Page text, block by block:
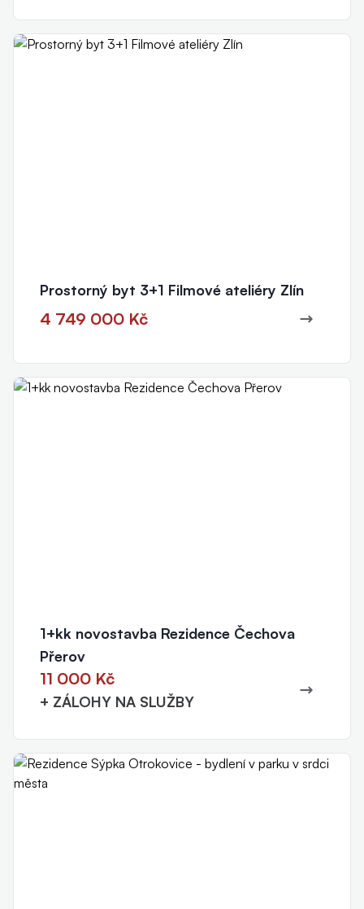
Prostorný byt 3+1 Filmové ateliéry Zlín
4 749 000 Kč
1+kk novostavba Rezidence Čechova
Přerov
11 000 Kč
+ ZÁLOHY NA SLUŽBY